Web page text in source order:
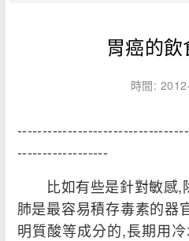
胃癌的
時間:
------------------
比如有些是針對敏感,
肺是最容易積存毒素的器
明質酸等成分的,長期用